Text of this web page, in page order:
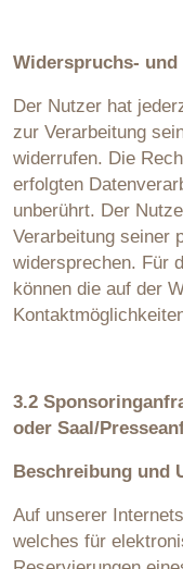
Widerspruchs-
Der Nutzer hat
zur Verarbeitung
widerrufen. Die
erfolgten
unberührt. Der
Verarbeitung seiner
widersprechen. Für
können die auf der
3.2
oder Saal/
Beschreibung und
Auf unserer
welches für